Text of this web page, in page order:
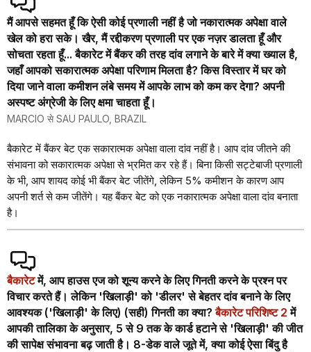
मैं आपसे सहमत हूँ कि ऐसी कोई प्रणाली नहीं है जो नकारात्मक अपेक्षा वाले
खेल को हरा सके। खैर, मैं रद्दीकरण प्रणाली पर एक नज़र डालता हूँ और
सोचता रहता हूँ... बैकारेट में बैंकर की तरह दांव लगाने के बारे में क्या ख्याल है,
जहाँ आपको सकारात्मक अपेक्षा परिणाम मिलता है? किस विस्तार में घर को
दिया जाने वाला कमीशन लंबे समय में आपके लाभ को कम कर देगा? अपनी
अस्पष्ट अंग्रेजी के लिए क्षमा चाहता हूँ।
MARCIO से SAU PAULO, BRAZIL
बैकारेट में बैंकर बेट एक सकारात्मक अपेक्षा वाला दांव नहीं है। आप दांव जीतने की
संभावना को सकारात्मक अपेक्षा से भ्रमित कर रहे हैं। बिना किसी सट्टेबाजी प्रणाली
के भी, आप शायद कोई भी बैंकर बेट जीतेंगे, लेकिन 5% कमीशन के कारण आप
अपनी शर्त से कम जीतेंगे। यह बैंकर बेट को एक नकारात्मक अपेक्षा वाला दांव बनाता
है।
बैकारेटमें, आप हाउस एज को शून्य करने के लिए गिनती करने के प्रश्न पर
विचार करते हैं। लेकिन 'खिलाड़ी' को 'डीलर' से बेहतर दांव बनाने के लिए
आवश्यक ('खिलाड़ी' के लिए) (सही) गिनती का क्या?बैकारेट परिशिष्ट 2 में
आपकी तालिका के अनुसार, 5 से 9 तक के कार्ड हटाने से 'खिलाड़ी' की जीत
की सापेक्ष संभावना बढ़ जाती है। 8-डेक वाले जूते में, क्या कोई ऐसा बिंदु है